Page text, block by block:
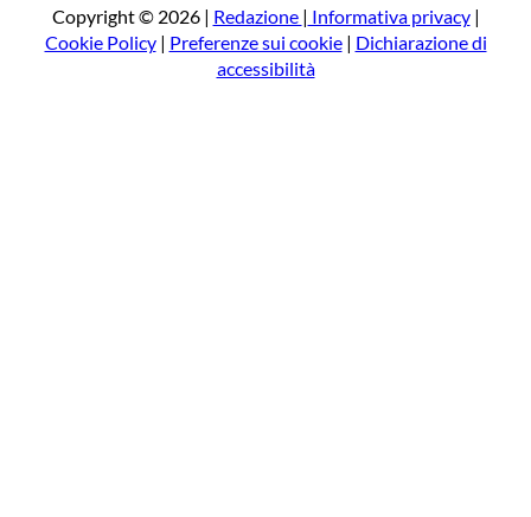
a
Copyright © 2026 | Redazione | Informativa privacy|
Cookie Policy| Preferenze sui cookie| Dichiarazione di
accessibilità